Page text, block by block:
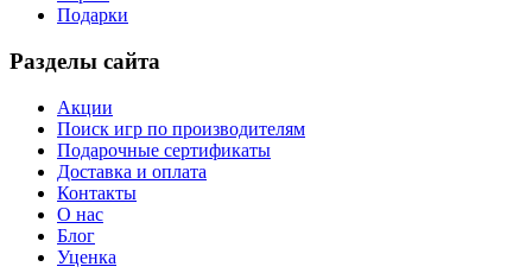
Подарки
Разделы сайта
Акции
Поиск игр по производителям
Подарочные сертификаты
Доставка и оплата
Контакты
О нас
Блог
Уценка